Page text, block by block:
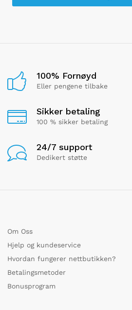
100% Fornøyd
Eller pengene tilbake
Sikker betaling
100 % sikker betaling
24/7 support
Dedikert støtte
Om Oss
Hjelp og kundeservice
Hvordan fungerer nettbutikken?
Betalingsmetoder
Bonusprogram